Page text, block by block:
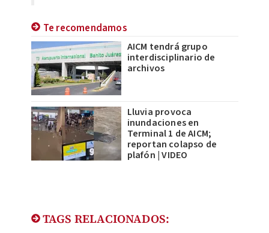
Te recomendamos
AICM tendrá grupo
interdisciplinario de
archivos
Lluvia provoca
inundaciones en
Terminal 1 de AICM;
reportan colapso de
plafón | VIDEO
TAGS RELACIONADOS: